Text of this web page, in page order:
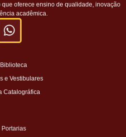
oferece ensino de qualidade, inovação
acadêmica.
Biblioteca
e Vestibulares
Catalográfica
Portarias